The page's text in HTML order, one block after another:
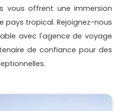
vous offrent une immersion
pays tropical. Rejoignez-nous
avec l'agence de voyage
de confiance pour des